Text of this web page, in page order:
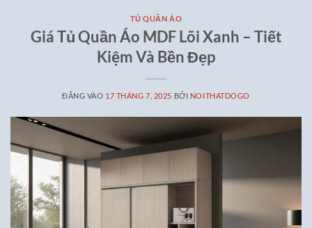
TỦ QUẦN ÁO
Giá Tủ Quần Áo MDF Lõi Xanh – Tiết
Kiệm Và Bền Đẹp
ĐĂNG VÀO 17 THÁNG 7, 2025 BỞI NOITHATDOGO